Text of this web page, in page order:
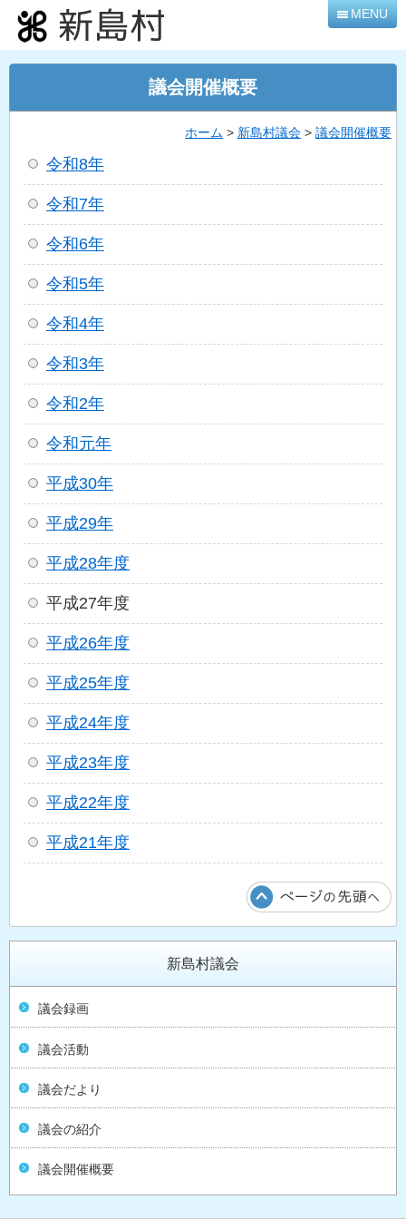
本
文
へ
移
MENU
議会開催概要
ホーム > 新島村議会 > 議会開催概要
令和8年
令和7年
令和6年
令和5年
令和4年
令和3年
令和2年
令和元年
平成30年
平成29年
平成28年度
平成27年度
平成26年度
平成25年度
平成24年度
平成23年度
平成22年度
平成21年度
新島村議会
議会録画
議会活動
議会だより
議会の紹介
議会開催概要